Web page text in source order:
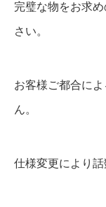
完璧な物をお求
さい。
お客様ご都合に
ん。
仕様変更により話